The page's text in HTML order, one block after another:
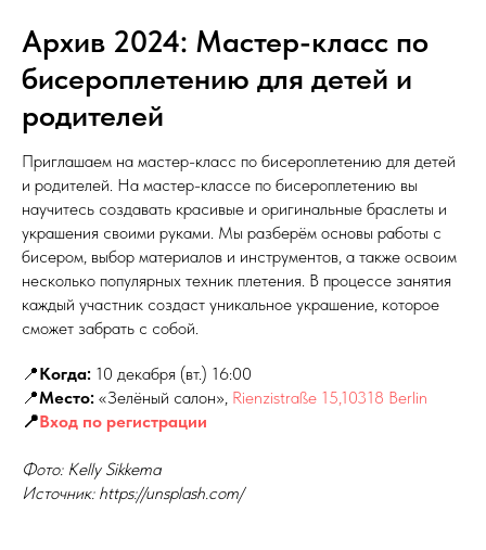
Архив 2024: Мастер-класс по
бисероплетению для детей и
родителей
Приглашаем на мастер-класс по бисероплетению для детей
и родителей. На мастер-классе по бисероплетению вы
научитесь создавать красивые и оригинальные браслеты и
украшения своими руками. Мы разберём основы работы с
бисером, выбор материалов и инструментов, а также освоим
несколько популярных техник плетения. В процессе занятия
каждый участник создаст уникальное украшение, которое
сможет забрать с собой.
📍Когда: 10 декабря (вт.) 16:00
📍Место: «Зелёный салон», Rienzistraße 15,10318 Berlin
📍Вход по регистрации
Фото: Kelly Sikkema
Источник: https://unsplash.com/